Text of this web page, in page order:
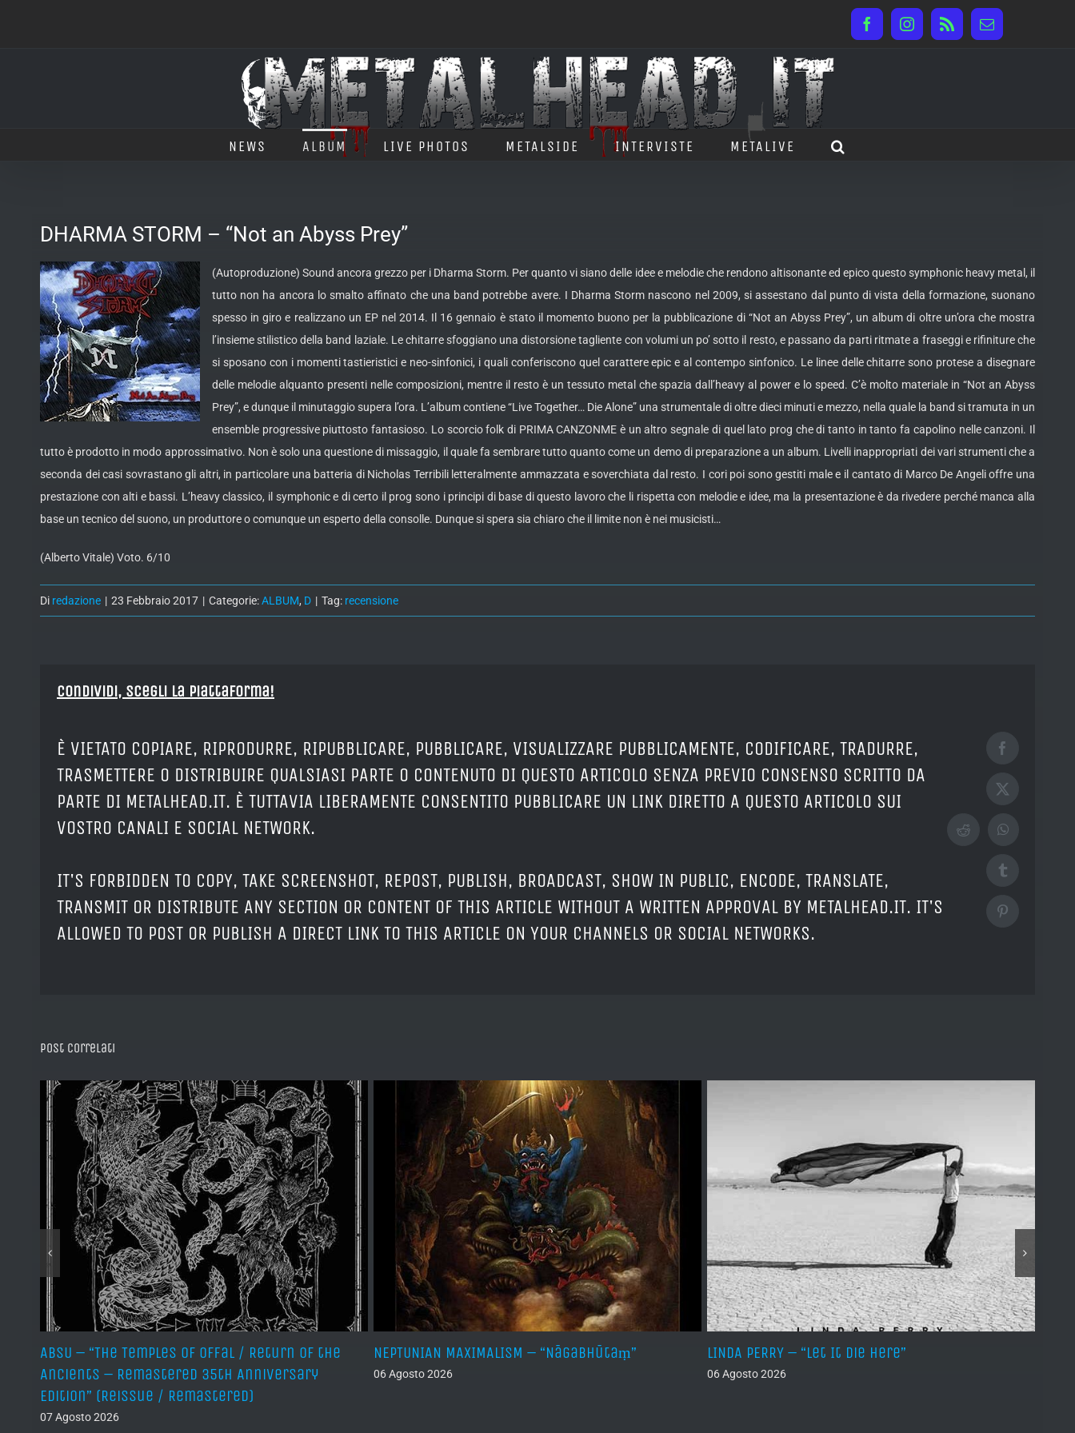
FacebookInstagram
Rss Email
NEWS ALBUM LIVE PHOTOS METALSIDE INTERVISTE METALIVE
DHARMA STORM – “Not an Abyss Prey”
(Autoproduzione) Sound ancora grezzo per i Dharma Storm. Per quanto vi siano delle idee e melodie che rendono altisonante ed epico questo symphonic heavy metal, il
tutto non ha ancora lo smalto affinato che una band potrebbe avere. I Dharma Storm nascono nel 2009, si assestano dal punto di vista della formazione, suonano
spesso in giro e realizzano un EP nel 2014. Il 16 gennaio è stato il momento buono per la pubblicazione di “Not an Abyss Prey”, un album di oltre un’ora che mostra
l’insieme stilistico della band laziale. Le chitarre sfoggiano una distorsione tagliente con volumi un po’ sotto il resto, e passano da parti ritmate a fraseggi e rifiniture che
si sposano con i momenti tastieristici e neo-sinfonici, i quali conferiscono quel carattere epic e al contempo sinfonico. Le linee delle chitarre sono protese a disegnare
delle melodie alquanto presenti nelle composizioni, mentre il resto è un tessuto metal che spazia dall’heavy al power e lo speed. C’è molto materiale in “Not an Abyss
Prey”, e dunque il minutaggio supera l’ora. L’album contiene “Live Together… Die Alone” una strumentale di oltre dieci minuti e mezzo, nella quale la band si tramuta in un
ensemble progressive piuttosto fantasioso. Lo scorcio folk di PRIMA CANZONME è un altro segnale di quel lato prog che di tanto in tanto fa capolino nelle canzoni. Il
tutto è prodotto in modo approssimativo. Non è solo una questione di missaggio, il quale fa sembrare tutto quanto come un demo di preparazione a un album. Livelli inappropriati dei vari strumenti che a
seconda dei casi sovrastano gli altri, in particolare una batteria di Nicholas Terribili letteralmente ammazzata e soverchiata dal resto. I cori poi sono gestiti male e il cantato di Marco De Angeli offre una
prestazione con alti e bassi. L’heavy classico, il symphonic e di certo il prog sono i principi di base di questo lavoro che li rispetta con melodie e idee, ma la presentazione è da rivedere perché manca alla
base un tecnico del suono, un produttore o comunque un esperto della consolle. Dunque si spera sia chiaro che il limite non è nei musicisti…
(Alberto Vitale) Voto. 6/10
Di redazione | 23 Febbraio 2017 | Categorie:ALBUM, D | Tag: recensione
Condividi, Scegli la piattaforma!
È VIETATO COPIARE, RIPRODURRE, RIPUBBLICARE, PUBBLICARE, VISUALIZZARE PUBBLICAMENTE, CODIFICARE, TRADURRE,
TRASMETTERE O DISTRIBUIRE QUALSIASI PARTE O CONTENUTO DI QUESTO ARTICOLO SENZA PREVIO CONSENSO SCRITTO DA
PARTE DI METALHEAD.IT. È TUTTAVIA LIBERAMENTE CONSENTITO PUBBLICARE UN LINK DIRETTO A QUESTO ARTICOLO SUI
VOSTRO CANALI E SOCIAL NETWORK.
IT'S FORBIDDEN TO COPY, TAKE SCREENSHOT, REPOST, PUBLISH, BROADCAST, SHOW IN PUBLIC, ENCODE, TRANSLATE,
TRANSMIT OR DISTRIBUTE ANY SECTION OR CONTENT OF THIS ARTICLE WITHOUT A WRITTEN APPROVAL BY METALHEAD.IT. IT'S
ALLOWED TO POST OR PUBLISH A DIRECT LINK TO THIS ARTICLE ON YOUR CHANNELS OR SOCIAL NETWORKS.
Facebook
X
RedditWhatsApp
Tumblr
Pinterest
Post correlati
ABSU – “The Temples of Offal / Return of the
Ancients – Remastered 35th Anniversary
Edition” (Reissue / Remastered)
07 Agosto 2026
NEPTUNIAN MAXIMALISM – “Nāgabhūtaṃ”
06 Agosto 2026
LINDA PERRY – “Let It Die Here”
06 Agosto 2026